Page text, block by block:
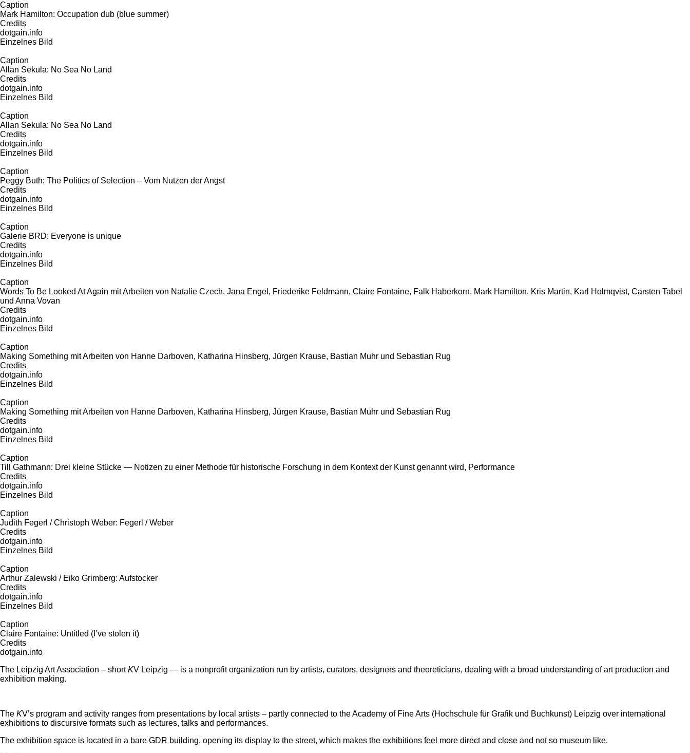
Caption
Mark Hamilton: Occupation dub (blue summer)
Credits
dotgain.info
Einzelnes Bild
Caption
Allan Sekula: No Sea No Land
Credits
dotgain.info
Einzelnes Bild
Caption
Allan Sekula: No Sea No Land
Credits
dotgain.info
Einzelnes Bild
Caption
Peggy Buth: The Politics of Selection – Vom Nutzen der Angst
Credits
dotgain.info
Einzelnes Bild
Caption
Galerie BRD: Everyone is unique
Credits
dotgain.info
Einzelnes Bild
Caption
Words To Be Looked At Again mit Arbeiten von Natalie Czech, Jana Engel, Friederike Feldmann, Claire Fontaine, Falk Haberkorn, Mark Hamilton, Kris Martin, Karl Holmqvist, Carsten Tabel
und Anna Vovan
Credits
dotgain.info
Einzelnes Bild
Caption
Making Something mit Arbeiten von Hanne Darboven, Katharina Hinsberg, Jürgen Krause, Bastian Muhr und Sebastian Rug
Credits
dotgain.info
Einzelnes Bild
Caption
Making Something mit Arbeiten von Hanne Darboven, Katharina Hinsberg, Jürgen Krause, Bastian Muhr und Sebastian Rug
Credits
dotgain.info
Einzelnes Bild
Caption
Till Gathmann: Drei kleine Stücke — Notizen zu einer Methode für historische Forschung in dem Kontext der Kunst genannt wird, Performance
Credits
dotgain.info
Einzelnes Bild
Caption
Judith Fegerl / Christoph Weber: Fegerl / Weber
Credits
dotgain.info
Einzelnes Bild
Caption
Arthur Zalewski / Eiko Grimberg: Aufstocker
Credits
dotgain.info
Einzelnes Bild
Caption
Claire Fontaine: Untitled (I’ve stolen it)
Credits
dotgain.info
The Leipzig Art Association – shortKV Leipzig — is a nonprofit organization run by artists, curators, designers and theoreticians, dealing with a broad understanding of art production and
exhibition making.
The KV’s program and activity ranges from presentations by local artists – partly connected to the Academy of Fine Arts (Hochschule für Grafik und Buchkunst) Leipzig over international
exhibitions to discursive formats such as lectures, talks and performances.
The exhibition space is located in a bare GDR building, opening its display to the street, which makes the exhibitions feel more direct and close and not so museum like.